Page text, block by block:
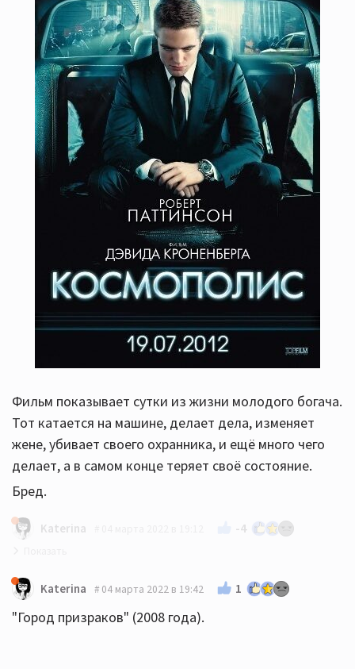
Фильм показывает сутки из жизни молодого богача.
Тот катается на машине, делает дела, изменяет
жене, убивает своего охранника, и ещё много чего
делает, а в самом конце теряет своё состояние.
Бред.
Katerina -4
"Семейное ограбление" (2017 года).
Katerina 04 марта 2022 в 19:42 1
"Город призраков" (2008 года).